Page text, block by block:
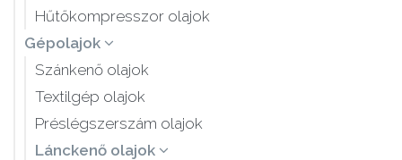
Hűtőkompresszor olajok
Gépolajok
Szánkenő olajok
Textilgép olajok
Préslégszerszám olajok
Lánckenő olajok